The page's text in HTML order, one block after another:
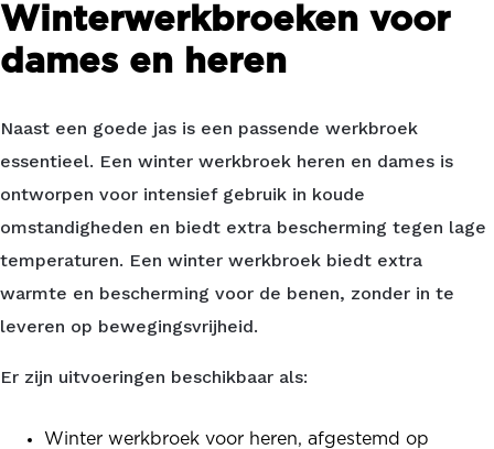
Winterwerkbroeken voor
dames en heren
Naast een goede jas is een passende werkbroek
essentieel. Een winter werkbroek heren en dames is
ontworpen voor intensief gebruik in koude
omstandigheden en biedt extra bescherming tegen lage
temperaturen. Een winter werkbroek biedt extra
warmte en bescherming voor de benen, zonder in te
leveren op bewegingsvrijheid.
Er zijn uitvoeringen beschikbaar als:
Winter werkbroek voor heren, afgestemd op